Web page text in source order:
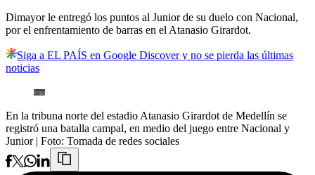
Dimayor le entregó los puntos al Junior de su duelo con Nacional,
por el enfrentamiento de barras en el Atanasio Girardot.
Siga a EL PAÍS en Google Discover y no se pierda las últimas
noticias
En la tribuna norte del estadio Atanasio Girardot de Medellín se
registró una batalla campal, en medio del juego entre Nacional y
Junior | Foto: Tomada de redes sociales